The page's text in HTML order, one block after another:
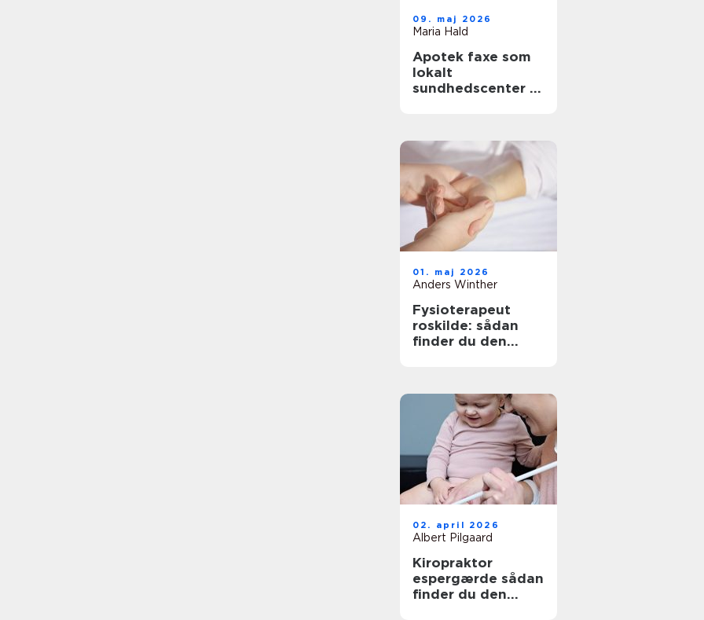
09. maj 2026
Maria Hald
Apotek faxe som
lokalt
sundhedscenter i
01. maj 2026
Anders Winther
Fysioterapeut
roskilde: sådan
finder du den
02. april 2026
Albert Pilgaard
Kiropraktor
espergærde sådan
finder du den